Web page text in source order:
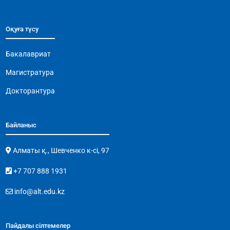
Оқуға түсу
Бакалавриат
Магистратура
Докторантура
Байланыс
Алматы қ., Шевченко к-сі, 97
+7 707 888 1931
info@alt.edu.kz
Пайдалы сілтемелер